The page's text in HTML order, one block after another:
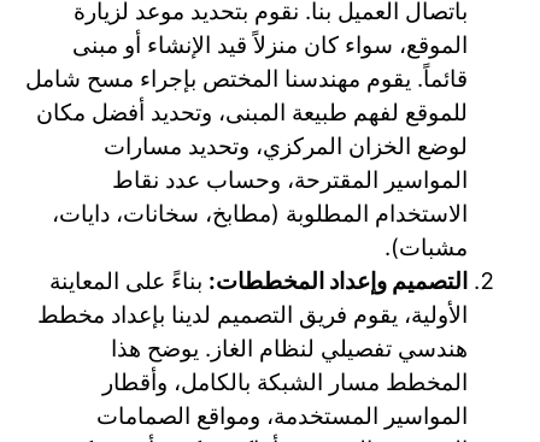
باتصال العميل بنا. نقوم بتحديد موعد لزيارة
الموقع، سواء كان منزلاً قيد الإنشاء أو مبنى
قائماً. يقوم مهندسنا المختص بإجراء مسح شامل
للموقع لفهم طبيعة المبنى، وتحديد أفضل مكان
لوضع الخزان المركزي، وتحديد مسارات
المواسير المقترحة، وحساب عدد نقاط
الاستخدام المطلوبة (مطابخ، سخانات، دايات،
مشبات).
التصميم وإعداد المخططات: بناءً على المعاينة
الأولية، يقوم فريق التصميم لدينا بإعداد مخطط
هندسي تفصيلي لنظام الغاز. يوضح هذا
المخطط مسار الشبكة بالكامل، وأقطار
المواسير المستخدمة، ومواقع الصمامات